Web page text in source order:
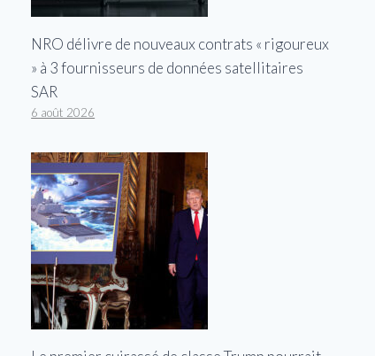
NRO délivre de nouveaux contrats « rigoureux
» à 3 fournisseurs de données satellitaires
SAR
6 août 2026